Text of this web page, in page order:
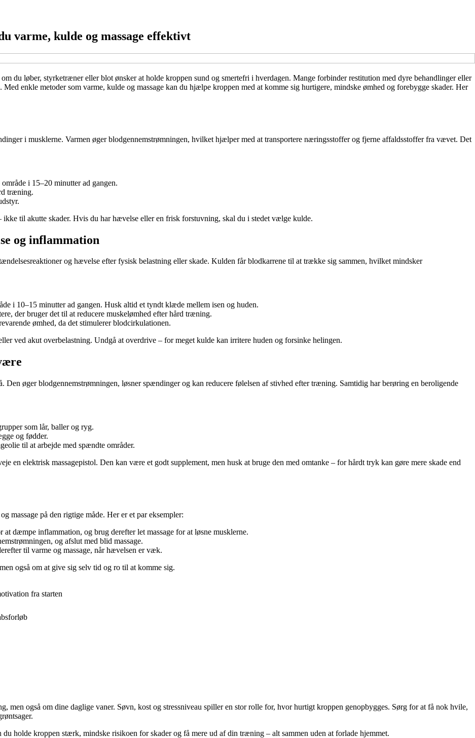
varme, kulde og massage effektivt
du løber, styrketræner eller blot ønsker at holde kroppen sund og smertefri i hverdagen. Mange forbinder restitution med dyre behandlinger eller
enkle metoder som varme, kulde og massage kan du hjælpe kroppen med at komme sig hurtigere, mindske ømhed og forebygge skader. Her
i musklerne. Varmen øger blodgennemstrømningen, hvilket hjælper med at transportere næringsstoffer og fjerne affaldsstoffer fra vævet. Det
i 15–20 minutter ad gangen.
træning.
til akutte skader. Hvis du har hævelse eller en frisk forstuvning, skal du i stedet vælge kulde.
og inflammation
og hævelse efter fysisk belastning eller skade. Kulden får blodkarrene til at trække sig sammen, hvilket mindsker
i 10–15 minutter ad gangen. Husk altid et tyndt klæde mellem isen og huden.
der bruger det til at reducere muskelømhed efter hård træning.
ømhed, da det stimulerer blodcirkulationen.
ved akut overbelastning. Undgå at overdrive – for meget kulde kan irritere huden og forsinke helingen.
Den øger blodgennemstrømningen, løsner spændinger og kan reducere følelsen af stivhed efter træning. Samtidig har berøring en beroligende
som lår, baller og ryg.
og fødder.
til at arbejde med spændte områder.
en elektrisk massagepistol. Den kan være et godt supplement, men husk at bruge den med omtanke – for hårdt tryk kan gøre mere skade end
massage på den rigtige måde. Her er et par eksempler:
at dæmpe inflammation, og brug derefter let massage for at løsne musklerne.
og afslut med blid massage.
til varme og massage, når hævelsen er væk.
også om at give sig selv tid og ro til at komme sig.
fra starten
også om dine daglige vaner. Søvn, kost og stressniveau spiller en stor rolle for, hvor hurtigt kroppen genopbygges. Sørg for at få nok hvile,
holde kroppen stærk, mindske risikoen for skader og få mere ud af din træning – alt sammen uden at forlade hjemmet.